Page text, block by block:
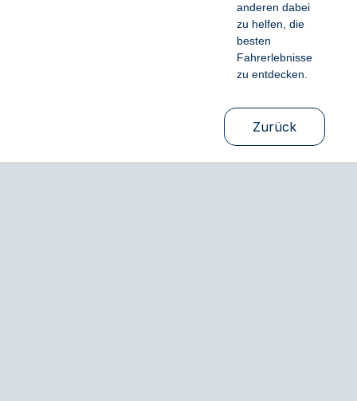
anderen dabei
zu helfen, die
besten
Fahrerlebnisse
zu entdecken.
Zurück